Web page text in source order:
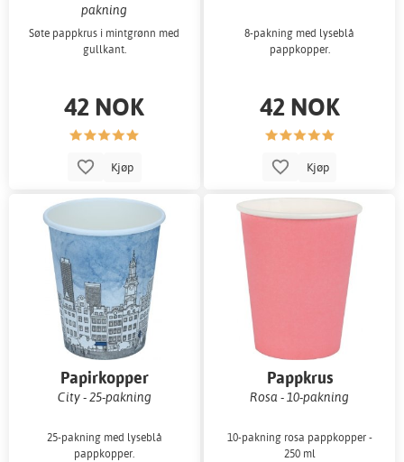
pakning
Søte pappkrus i mintgrønn med
gullkant.
42 NOK
Kjøp
8-pakning med lyseblå
pappkopper.
42 NOK
Kjøp
Papirkopper
City - 25-pakning
25-pakning med lyseblå
pappkopper.
Pappkrus
Rosa - 10-pakning
10-pakning rosa pappkopper -
250 ml